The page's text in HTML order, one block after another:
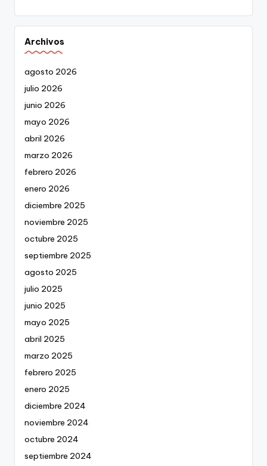
Archivos
agosto 2026
julio 2026
junio 2026
mayo 2026
abril 2026
marzo 2026
febrero 2026
enero 2026
diciembre 2025
noviembre 2025
octubre 2025
septiembre 2025
agosto 2025
julio 2025
junio 2025
mayo 2025
abril 2025
marzo 2025
febrero 2025
enero 2025
diciembre 2024
noviembre 2024
octubre 2024
septiembre 2024